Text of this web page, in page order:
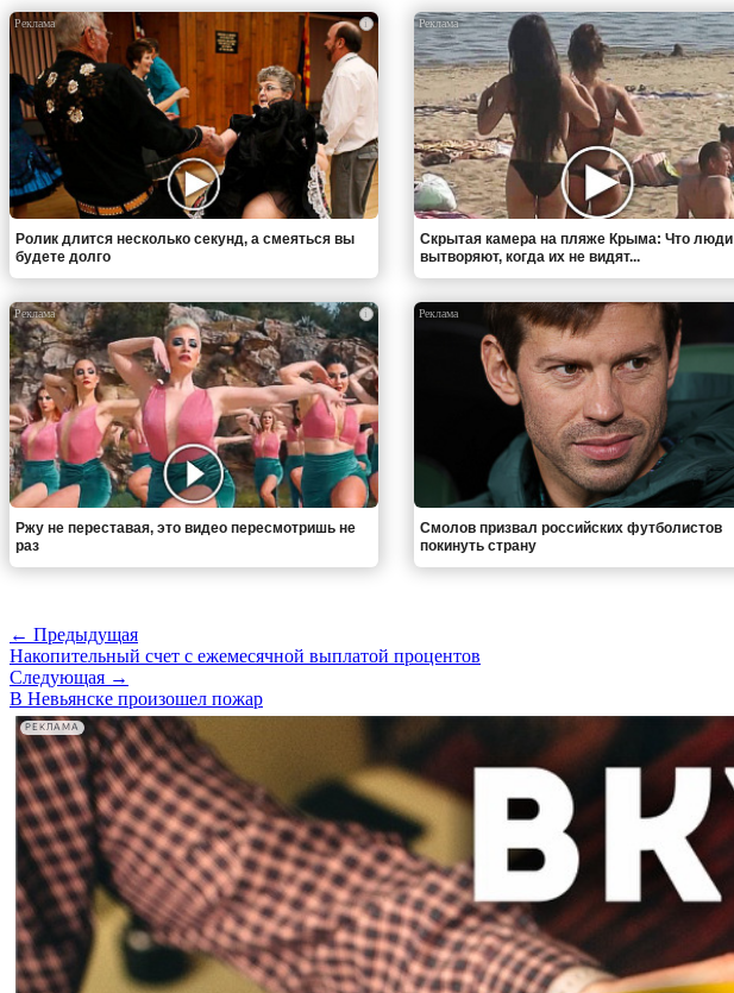
i
Ролик длится несколько секунд, а смеяться вы
будете долго
Скрытая камера на пляже Крыма: Что люди
вытворяют, когда их не видят...
i
Ржу не переставая, это видео пересмотришь не
раз
Смолов призвал российских футболистов
покинуть страну
← Предыдущая
Накопительный счет с ежемесячной выплатой процентов
Следующая →
В Невьянске произошел пожар
РЕКЛАМА